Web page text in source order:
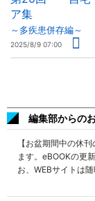
ア集
～多疾患併存編～
2025/8/9 07:00
編集部からの
【お盆期間中の休
ます。eBOOKの更
お、WEBサイトは随